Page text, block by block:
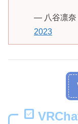
— 八谷凛奈
2023